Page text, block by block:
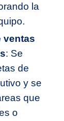
la
ventas
: Se
de
y se
que
o